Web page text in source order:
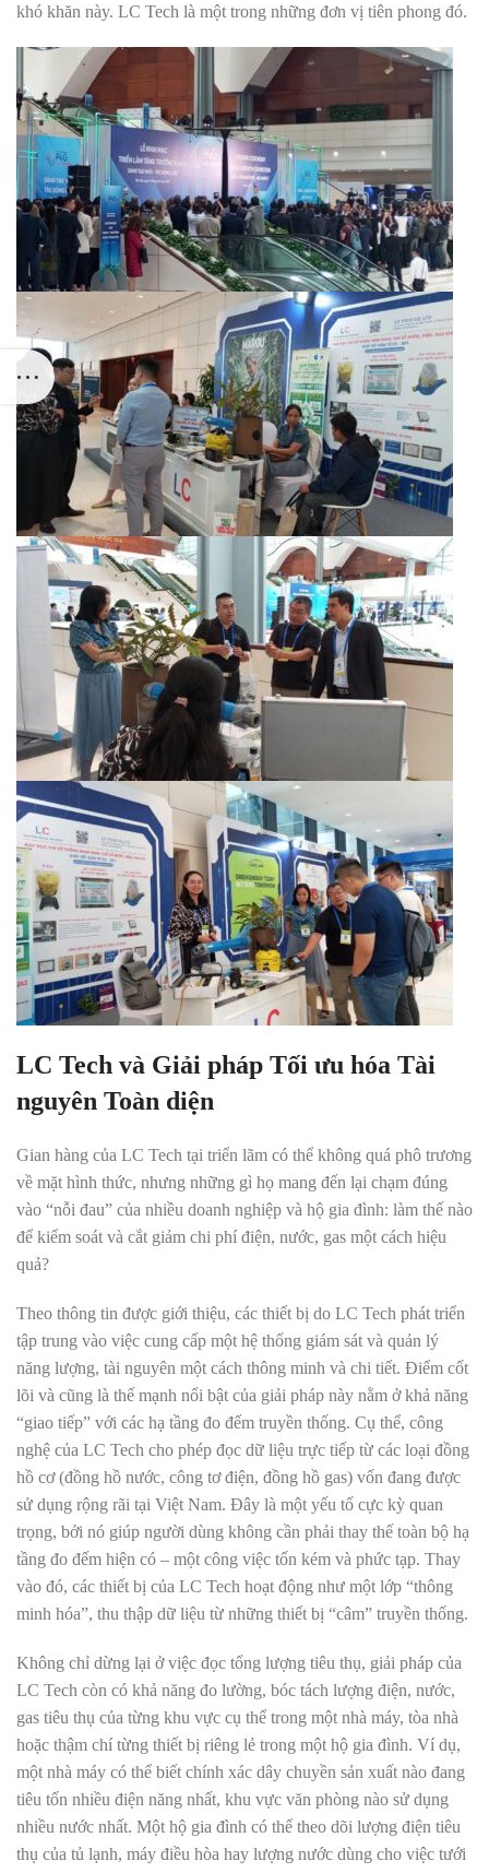
khó khăn này. LC Tech là một trong những đơn vị tiên phong đó.
LC Tech và Giải pháp Tối ưu hóa Tài
nguyên Toàn diện
Gian hàng của LC Tech tại triển lãm có thể không quá phô trương
về mặt hình thức, nhưng những gì họ mang đến lại chạm đúng
vào “nỗi đau” của nhiều doanh nghiệp và hộ gia đình: làm thế nào
để kiểm soát và cắt giảm chi phí điện, nước, gas một cách hiệu
quả?
Theo thông tin được giới thiệu, các thiết bị do LC Tech phát triển
tập trung vào việc cung cấp một hệ thống giám sát và quản lý
năng lượng, tài nguyên một cách thông minh và chi tiết. Điểm cốt
lõi và cũng là thế mạnh nổi bật của giải pháp này nằm ở khả năng
“giao tiếp” với các hạ tầng đo đếm truyền thống. Cụ thể, công
nghệ của LC Tech cho phép đọc dữ liệu trực tiếp từ các loại đồng
hồ cơ (đồng hồ nước, công tơ điện, đồng hồ gas) vốn đang được
sử dụng rộng rãi tại Việt Nam. Đây là một yếu tố cực kỳ quan
trọng, bởi nó giúp người dùng không cần phải thay thế toàn bộ hạ
tầng đo đếm hiện có – một công việc tốn kém và phức tạp. Thay
vào đó, các thiết bị của LC Tech hoạt động như một lớp “thông
minh hóa”, thu thập dữ liệu từ những thiết bị “câm” truyền thống.
Không chỉ dừng lại ở việc đọc tổng lượng tiêu thụ, giải pháp của
LC Tech còn có khả năng đo lường, bóc tách lượng điện, nước,
gas tiêu thụ của từng khu vực cụ thể trong một nhà máy, tòa nhà
hoặc thậm chí từng thiết bị riêng lẻ trong một hộ gia đình. Ví dụ,
một nhà máy có thể biết chính xác dây chuyền sản xuất nào đang
tiêu tốn nhiều điện năng nhất, khu vực văn phòng nào sử dụng
nhiều nước nhất. Một hộ gia đình có thể theo dõi lượng điện tiêu
thụ của tủ lạnh, máy điều hòa hay lượng nước dùng cho việc tưới